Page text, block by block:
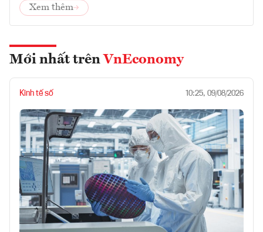
Xem thêm
Mới nhất trên VnEconomy
Kinh tế số 10:25, 09/08/2026